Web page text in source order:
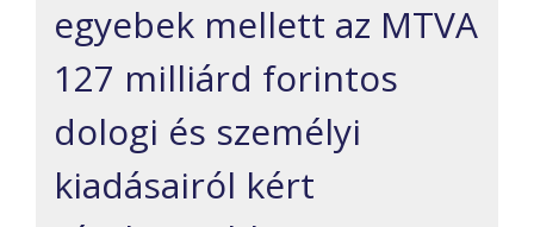
egyebek mellett az MTVA
127 milliárd forintos
dologi és személyi
kiadásairól kért